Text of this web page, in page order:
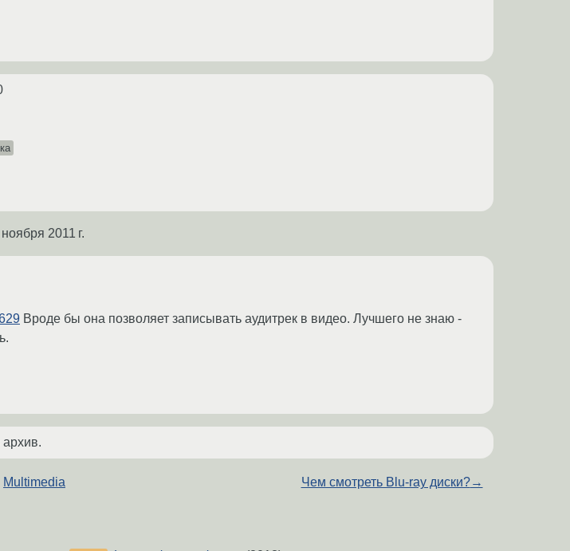
2011 г.
Вроде бы она позволяет записывать аудитрек в видео. Лучшего не знаю -
Multimedia Чем смотреть Blu-ray диски?→